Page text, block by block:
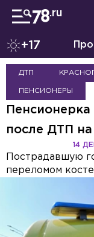
+17
ДТП
ПЕНСИОНЕРЫ
после ДТП
14
Пострадавшую
переломом